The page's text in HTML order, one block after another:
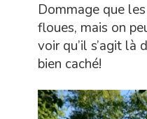
Dommage que
floues, mais on
voir qu’il s’agit là
bien caché!